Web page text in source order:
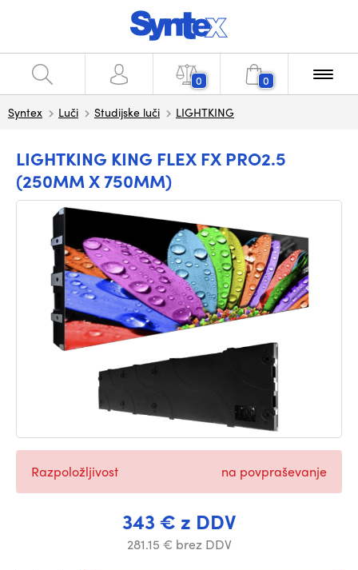
0 0
Syntex Luči Studijske luči LIGHTKING
LIGHTKING KING FLEX FX PRO2.5
(250MM X 750MM)
343 € z DDV
281.15 € brez DDV
Razpoložljivost na povpraševanje